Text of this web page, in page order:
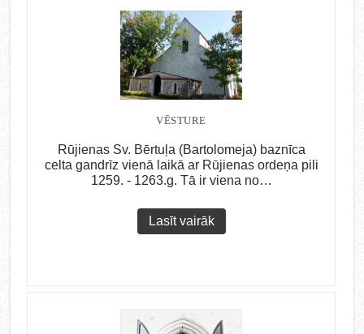
VĒSTURE
Rūjienas Sv. Bērtuļa (Bartolomeja) baznīca
celta gandrīz vienā laikā ar Rūjienas ordeņa pili
1259. - 1263.g. Tā ir viena no…
Lasīt vairāk